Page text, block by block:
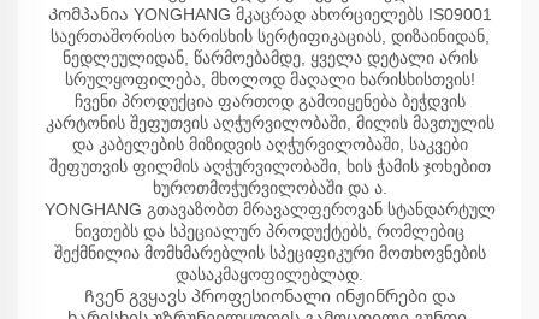
Კომპანია YONGHANG მკაცრად ახორციელებს IS09001
საერთაშორისო ხარისხის სერტიფიკაციას, დიზაინიდან,
ნედლეულიდან, წარმოებამდე, ყველა დეტალი არის
სრულყოფილება, მხოლოდ მაღალი ხარისხისთვის!
ჩვენი პროდუქცია ფართოდ გამოიყენება ბეჭდვის
კარტონის შეფუთვის აღჭურვილობაში, მილის მავთულის
და კაბელების მიზიდვის აღჭურვილობაში, საკვები
შეფუთვის ფილმის აღჭურვილობაში, ხის ჭამის ჯოხებით
ხუროთმოჭურვილობაში და ა.
YONGHANG გთავაზობთ მრავალფეროვან სტანდარტულ
ნივთებს და სპეციალურ პროდუქტებს, რომლებიც
შექმნილია მომხმარებლის სპეციფიკური მოთხოვნების
დასაკმაყოფილებლად.
Ჩვენ გვყავს პროფესიონალი ინჟინრები და